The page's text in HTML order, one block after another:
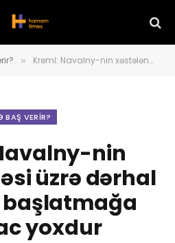
» Kreml: Navalny-nin xəstələnməsi üzrə dərhal təhqiqat başlatmağa ehtiyac yoxdur
BAŞ VERIR?
nin
üzrə dərhal
yoxdur